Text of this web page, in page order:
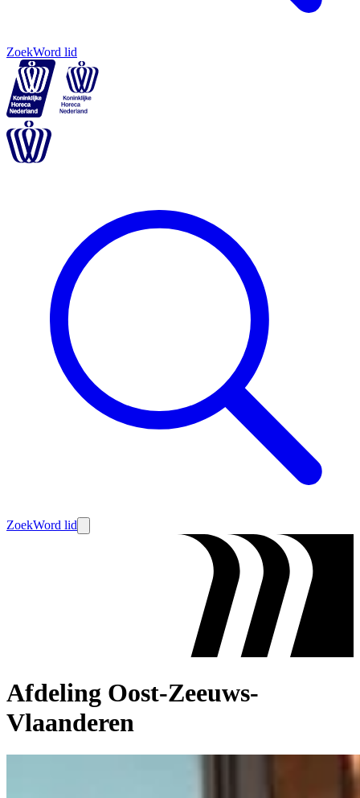
ZoekWord lid
ZoekWord lid
Afdeling Oost-Zeeuws-
Vlaanderen